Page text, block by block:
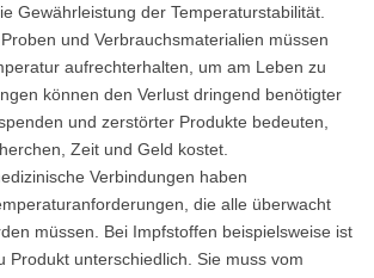
Gewährleistung der Temperaturstabilität.
und Verbrauchsmaterialien müssen
aufrechterhalten, um am Leben zu
können den Verlust dringend benötigter
und zerstörter Produkte bedeuten,
Zeit und Geld kostet.
Verbindungen haben
die alle überwacht
müssen. Bei Impfstoffen beispielsweise ist
Produkt unterschiedlich. Sie muss vom